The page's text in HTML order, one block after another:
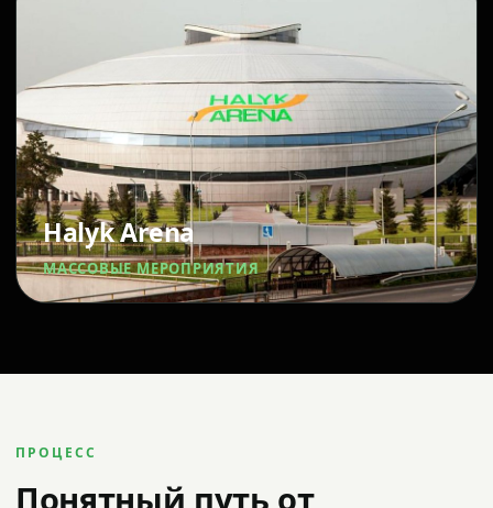
Halyk Arena
МАССОВЫЕ МЕРОПРИЯТИЯ
ПРОЦЕСС
Понятный путь от